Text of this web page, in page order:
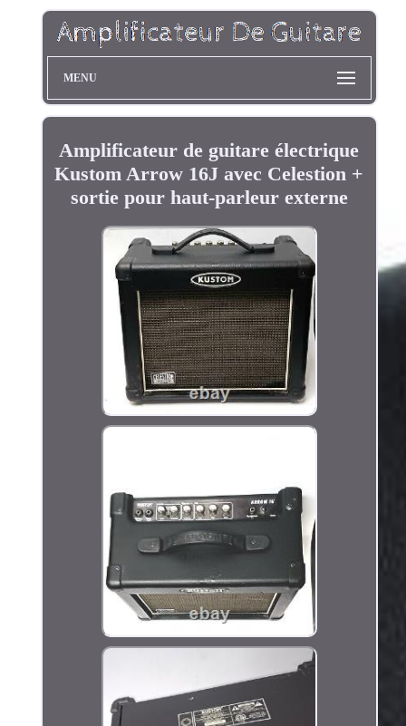
MENU
Amplificateur de guitare électrique
Kustom Arrow 16J avec Celestion +
sortie pour haut-parleur externe